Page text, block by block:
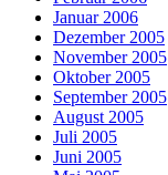
Januar 2006
Dezember 2005
November 2005
Oktober 2005
September 2005
August 2005
Juli 2005
Juni 2005